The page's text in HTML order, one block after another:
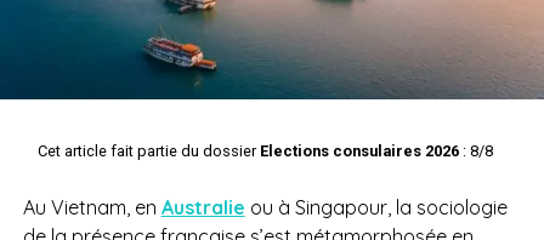
Cet article fait partie du dossier Elections consulaires 2026 : 8/8
Au Vietnam, en Australie ou à Singapour, la sociologie